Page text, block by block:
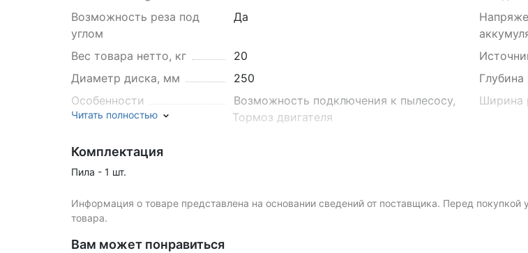
Возможность реза под
углом
Да
Вес товара нетто, кг 20
Диаметр диска, мм
250
Особенности
Возможность подключения к пылесосу,
Тормоз двигателя
Ширина
Устройство аккумулятора
Материал обработки
Читать полностью
Комплектация
Пила - 1 шт.
Информация о товаре представлена на основании сведений от поставщика. Перед покупкой
товара.
Вам может понравиться